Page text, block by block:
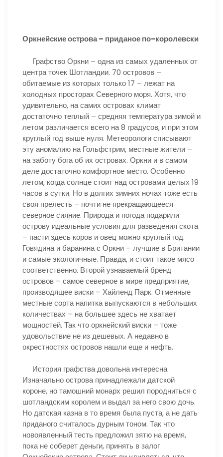
Оркнейские острова – приданое по-королевски
Графство Оркни – одна из самых удаленных от
центра точек Шотландии. 70 островов –
обитаемые из которых только 17 – лежат на
холодных просторах Северного моря. Хотя, что
удивительно, на самих островах климат
достаточно теплый – средняя температура зимой и
летом различается всего на 8 градусов, и при этом
круглый год выше нуля. Метеорологи списывают
эту аномалию на Гольфстрим, местные жители –
на заботу бога об их островах. Оркни и в самом
деле достаточно комфортное место. Особенно
летом, когда солнце стоит над островами целых 19
часов в сутки. Но в долгих зимних ночах тоже есть
своя прелесть – почти не прекращающееся
северное сияние. Природа и погода подарили
острову идеальные условия для разведения скота
– пасти здесь коров и овец можно круглый год.
Говядина и баранина с Оркни – лучшие в Британии
и самые экологичные. Правда, и стоит такое мясо
соответственно. Второй узнаваемый бренд
островов – самое северное в мире предприятие,
производящее виски – Хайленд Парк. Отменные
местные сорта напитка выпускаются в небольших
количествах – на большее здесь не хватает
мощностей. Так что оркнейский виски – тоже
удовольствие не из дешевых. А недавно в
окрестностях островов нашли еще и нефть.
История графства довольна интересна.
Изначально острова принадлежали датской
короне, но тамошний монарх решил породниться с
шотландским королем и выдал за него свою дочь.
Но датская казна в то время была пуста, а не дать
приданого считалось дурным тоном. Так что
новоявленный тесть предложил зятю на время,
пока не соберет деньги, принять в залог